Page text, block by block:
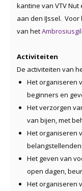
kantine van VTV Nut
aan den IJssel.
van het
Activiteiten
De activiteiten van
Het organiseren
beginners en
Het verzorgen
van bijen, met
Het organiseren
belangstellenden
Het geven van
open dagen,
Het organiseren